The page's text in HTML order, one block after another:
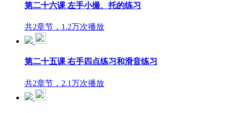
第二十六课 左手小撮、托的练习
共2章节，1.2万次播放
第二十五课 右手四点练习和滑音练习
共2章节，2.1万次播放